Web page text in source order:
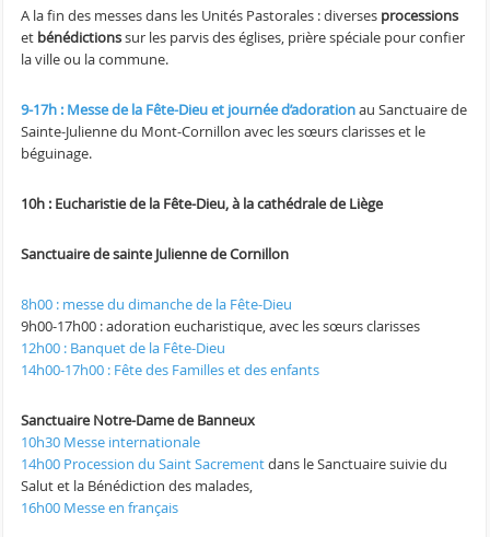
A la fin des messes dans les Unités Pastorales : diverses processions
et bénédictionssur les parvis des églises, prière spéciale pour confier
la ville ou la commune.
9-17h : Messe de la Fête-Dieu et journée d’adorationau Sanctuaire de
Sainte-Julienne du Mont-Cornillon avec les sœurs clarisses et le
béguinage.
10h : Eucharistie de la Fête-Dieu, à la cathédrale de Liège
Sanctuaire de sainte Julienne de Cornillon
8h00 : messe du dimanche de la Fête-Dieu
9h00-17h00 : adoration eucharistique, avec les sœurs clarisses
12h00 : Banquet de la Fête-Dieu
14h00-17h00 : Fête des Familles et des enfants
Sanctuaire Notre-Dame de Banneux
10h30 Messe internationale
14h00 Procession du Saint Sacrementdans le Sanctuaire suivie du
Salut et la Bénédiction des malades,
16h00 Messe en français